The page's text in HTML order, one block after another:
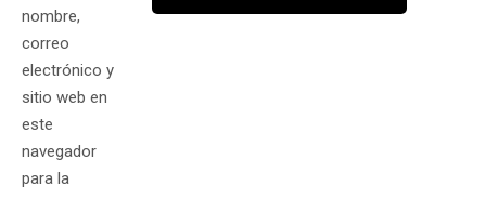
nombre,
correo
electrónico y
sitio web en
este
navegador
para la